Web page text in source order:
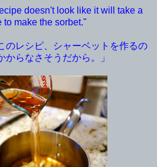
doesn't look like it will take a
to make the sorbet."
のレシピ、シャーベットを作るの
からなさそうだから。」